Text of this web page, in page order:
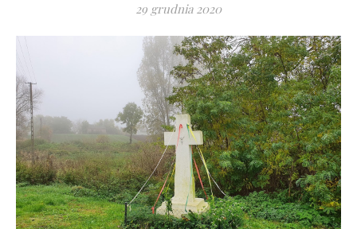
29 grudnia 2020